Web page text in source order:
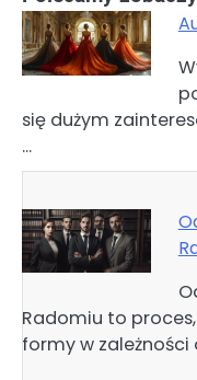
się dużym
…
Radomiu to
formy w zależności
Nawigacja